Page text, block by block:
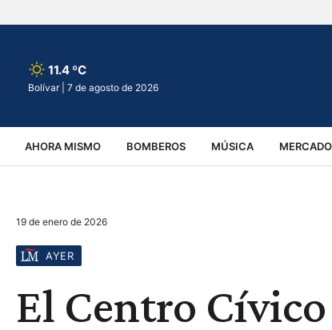
11.4 ºC
Bolívar | 7 de agosto de 2026
AHORA MISMO BOMBEROS MÚSICA
VIRALES ACCIDENTES
19 de enero de 2026
AYER
El Centro